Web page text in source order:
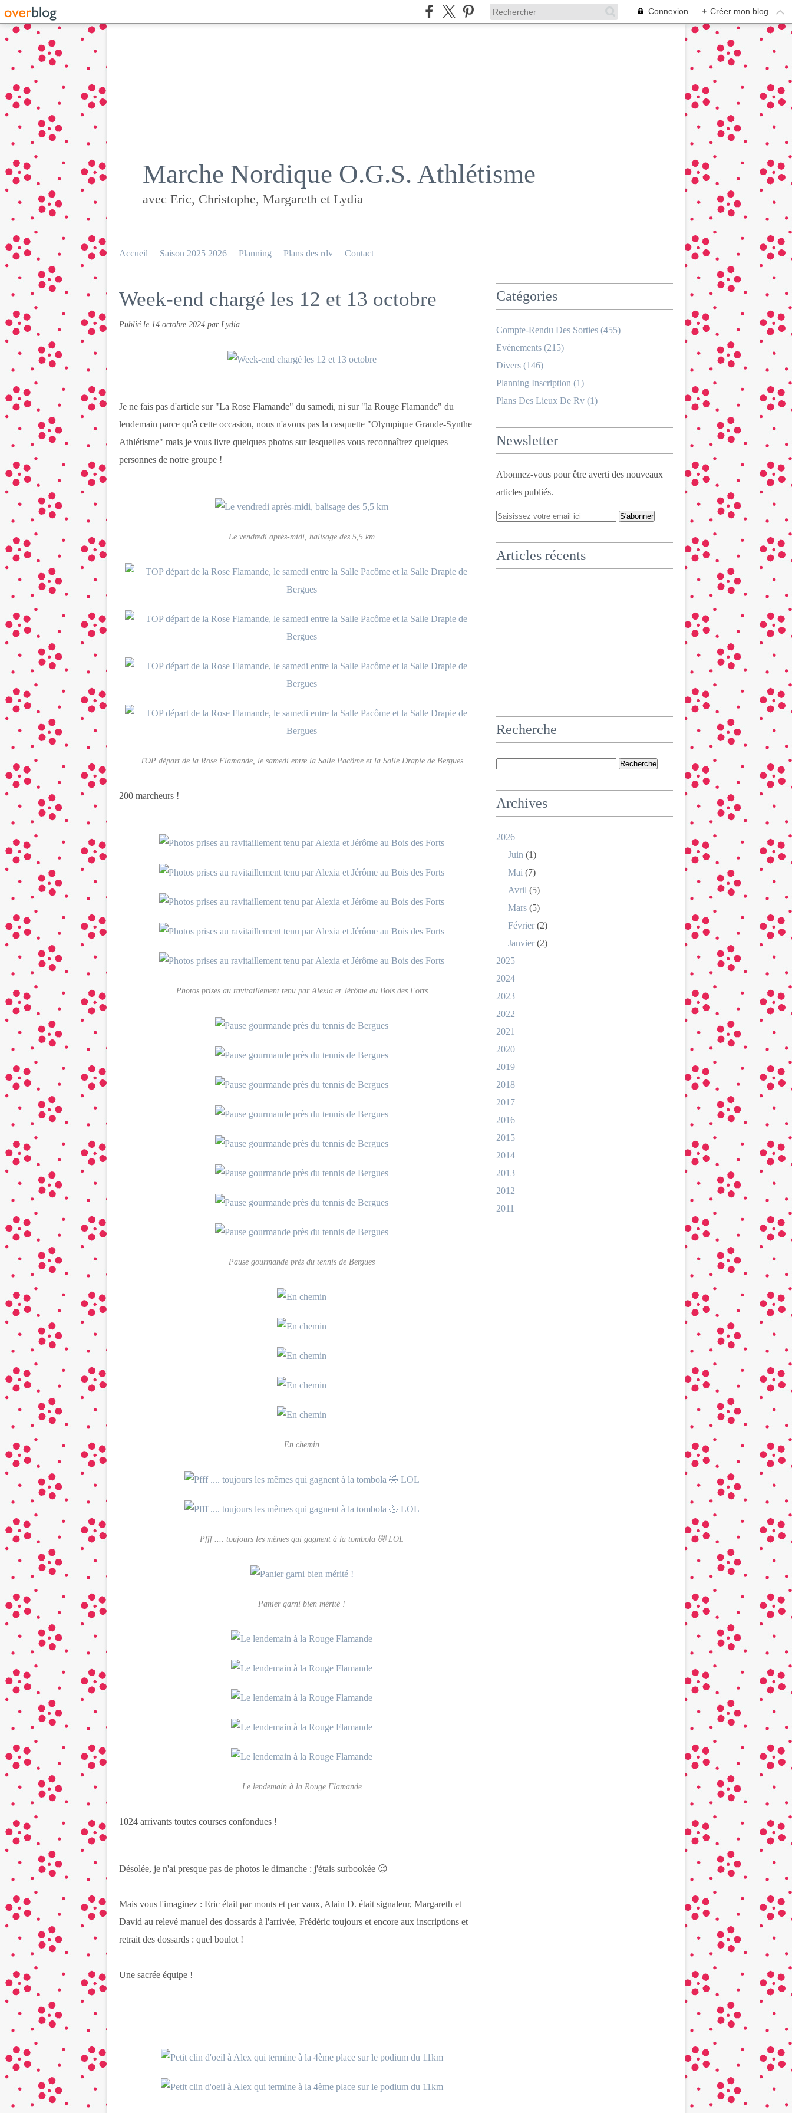
Connexion + Créer mon blog
Marche Nordique O.G.S. Athlétisme
avec Eric, Christophe, Margareth et Lydia
Accueil Saison 2025 2026 Planning Plans des rdv Contact
Week-end chargé les 12 et 13 octobre
Publié le 14 octobre 2024 par Lydia
Je ne fais pas d'article sur "La Rose Flamande" du samedi, ni sur "la Rouge Flamande" du
lendemain parce qu'à cette occasion, nous n'avons pas la casquette "Olympique Grande-Synthe
Athlétisme" mais je vous livre quelques photos sur lesquelles vous reconnaîtrez quelques
personnes de notre groupe !
Le vendredi après-midi, balisage des 5,5 km
TOP départ de la Rose Flamande, le samedi entre la Salle Pacôme et la Salle Drapie de Bergues
200 marcheurs !
Photos prises au ravitaillement tenu par Alexia et Jérôme au Bois des Forts
Pause gourmande près du tennis de Bergues
En chemin
Pfff .... toujours les mêmes qui gagnent à la tombola 🤣 LOL
Panier garni bien mérité !
Le lendemain à la Rouge Flamande
1024 arrivants toutes courses confondues !
Désolée, je n'ai presque pas de photos le dimanche : j'étais surbookée 😉
Mais vous l'imaginez : Eric était par monts et par vaux, Alain D. était signaleur, Margareth et
David au relevé manuel des dossards à l'arrivée, Frédéric toujours et encore aux inscriptions et
retrait des dossards : quel boulot !
Une sacrée équipe !
Catégories
Compte-Rendu Des Sorties (455)
Evènements (215)
Divers (146)
Planning Inscription (1)
Plans Des Lieux De Rv (1)
Newsletter
Abonnez-vous pour être averti des nouveaux
articles publiés.
Articles récents
Recherche
Archives
2026
Juin (1)
Mai (7)
Avril (5)
Mars (5)
Février (2)
Janvier (2)
2025
2024
2023
2022
2021
2020
2019
2018
2017
2016
2015
2014
2013
2012
2011